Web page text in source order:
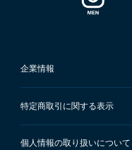
企業情報
特定商取引に関する表示
個人情報の取り扱いについて